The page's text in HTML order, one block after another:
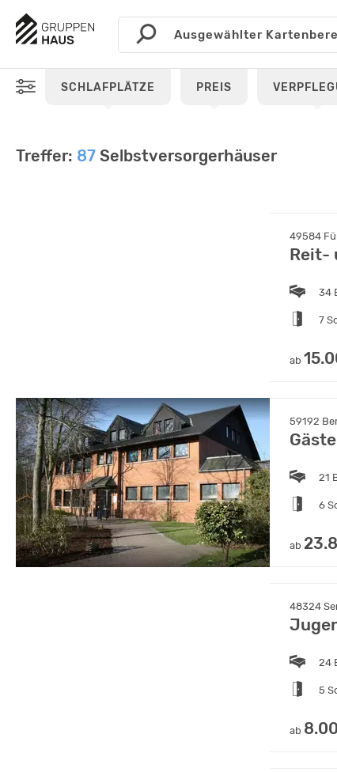
SCHLAFPLÄTZE PREIS
Treffer: 87 Selbstversorgerhäuser
49584
Reit-
34
7
ab
59192
21
6
ab
48324
24
5
ab